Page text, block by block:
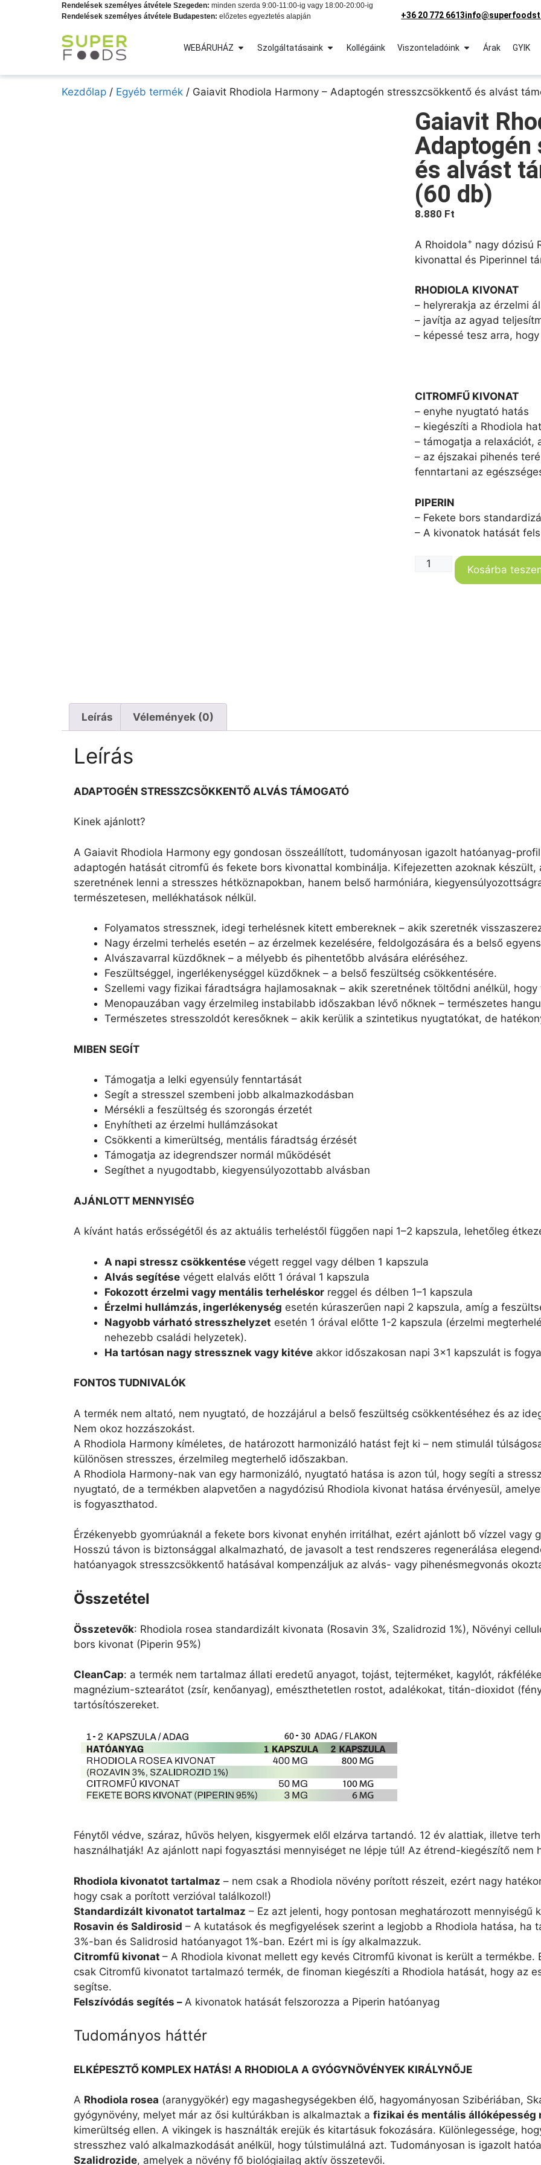
Rendelések személyes átvétele Szegeden: minden szerda 9:00-11:00-ig vagy 18:00-20:00-ig
Rendelések személyes átvétele Budapesten: előzetes egyeztetés alapján +36 20 772 6613
WEBÁRUHÁZ Szolgáltatásaink Kollégáink Viszonteladóink Árak GYIK
Kezdőlap / Egyéb termék / Gaiavit Rhodiola Harmony – Adaptogén stresszcsökkentő és alvást
Gaiavit
és alvást
(60 db)
8.880 Ft
A Rhoidola+nagy dózisú
kivonattal és Piperinnel
RHODIOLA KIVONAT
– helyrerakja az érzelmi
– javítja az agyad
– képessé tesz arra,
CITROMFŰ KIVONAT
– enyhe nyugtató hatás
– kiegészíti a Rhodiola
– támogatja a relaxációt,
– az éjszakai pihenés
fenntartani az
PIPERIN
– Fekete bors
– A kivonatok hatását
Kosárba
Leírás Vélemények (0)
Leírás
ADAPTOGÉN STRESSZCSÖKKENTŐ ALVÁS TÁMOGATÓ
Kinek ajánlott?
A Gaiavit Rhodiola Harmony egy gondosan összeállított, tudományosan igazolt hatóanyag-
adaptogén hatását citromfű és fekete bors kivonattal kombinálja. Kifejezetten azoknak
szeretnének lenni a stresszes hétköznapokban, hanem belső harmóniára,
természetesen, mellékhatások nélkül.
Folyamatos stressznek, idegi terhelésnek kitett embereknek – akik szeretnék
Nagy érzelmi terhelés esetén – az érzelmek kezelésére, feldolgozására és a belső
Alvászavarral küzdőknek – a mélyebb és pihentetőbb alvására eléréséhez.
Feszültséggel, ingerlékenységgel küzdőknek – a belső feszültség csökkentésére.
Szellemi vagy fizikai fáradtságra hajlamosaknak – akik szeretnének töltődni anélkül,
Menopauzában vagy érzelmileg instabilabb időszakban lévő nőknek – természetes
Természetes stresszoldót keresőknek – akik kerülik a szintetikus nyugtatókat, de
MIBEN SEGÍT
Támogatja a lelki egyensúly fenntartását
Segít a stresszel szembeni jobb alkalmazkodásban
Mérsékli a feszültség és szorongás érzetét
Enyhítheti az érzelmi hullámzásokat
Csökkenti a kimerültség, mentális fáradtság érzését
Támogatja az idegrendszer normál működését
Segíthet a nyugodtabb, kiegyensúlyozottabb alvásban
AJÁNLOTT MENNYISÉG
A kívánt hatás erősségétől és az aktuális terheléstől függően napi 1–2 kapszula, lehetőleg
A napi stressz csökkentése végett reggel vagy délben 1 kapszula
Alvás segítése végett elalvás előtt 1 órával 1 kapszula
Fokozott érzelmi vagy mentális terheléskor reggel és délben 1–1 kapszula
Érzelmi hullámzás, ingerlékenység esetén kúraszerűen napi 2 kapszula, amíg a
Nagyobb várható stresszhelyzet esetén 1 órával előtte 1-2 kapszula (érzelmi
nehezebb családi helyzetek).
Ha tartósan nagy stressznek vagy kitéve akkor időszakosan napi 3×1 kapszulát is
FONTOS TUDNIVALÓK
A termék nem altató, nem nyugtató, de hozzájárul a belső feszültség csökkentéséhez és az
Nem okoz hozzászokást.
A Rhodiola Harmony kíméletes, de határozott harmonizáló hatást fejt ki – nem stimulál
különösen stresszes, érzelmileg megterhelő időszakban.
A Rhodiola Harmony-nak van egy harmonizáló, nyugtató hatása is azon túl, hogy segíti a
nyugtató, de a termékben alapvetően a nagydózisú Rhodiola kivonat hatása érvényesül,
is fogyaszthatod.
Érzékenyebb gyomrúaknál a fekete bors kivonat enyhén irritálhat, ezért ajánlott bő vízzel vagy
Hosszú távon is biztonsággal alkalmazható, de javasolt a test rendszeres regenerálása
hatóanyagok stresszcsökkentő hatásával kompenzáljuk az alvás- vagy pihenésmegvonás
Összetétel
Összetevők: Rhodiola rosea standardizált kivonata (Rosavin 3%, Szalidrozid 1%), Növényi
bors kivonat (Piperin 95%)
CleanCap: a termék nem tartalmaz állati eredetű anyagot, tojást, tejterméket, kagylót,
magnézium-sztearátot (zsír, kenőanyag), emészthetetlen rostot, adalékokat, titán-dioxidot
tartósítószereket.
Fénytől védve, száraz, hűvös helyen, kisgyermek elől elzárva tartandó. 12 év alattiak, illetve
használhatják! Az ajánlott napi fogyasztási mennyiséget ne lépje túl! Az étrend-kiegészítő
Rhodiola kivonatot tartalmaz – nem csak a Rhodiola növény porított részeit, ezért nagy
hogy csak a porított verzióval találkozol!)
Standardizált kivonatot tartalmaz – Ez azt jelenti, hogy pontosan meghatározott mennyiségű
Rosavin és Saldirosid – A kutatások és megfigyelések szerint a legjobb a Rhodiola hatása, ha
3%-ban és Salidrosid hatóanyagot 1%-ban. Ezért mi is így alkalmazzuk.
Citromfű kivonat – A Rhodiola kivonat mellett egy kevés Citromfű kivonat is került a
csak Citromfű kivonatot tartalmazó termék, de finoman kiegészíti a Rhodiola hatását, hogy az
segítse.
Felszívódás segítés – A kivonatok hatását felszorozza a Piperin hatóanyag
Tudományos háttér
ELKÉPESZTŐ KOMPLEX HATÁS! A RHODIOLA A GYÓGYNÖVÉNYEK KIRÁLYNŐJE
A Rhodiola rosea (aranygyökér) egy magashegységekben élő, hagyományosan Szibériában,
gyógynövény, melyet már az ősi kultúrákban is alkalmaztak a fizikai és mentális állóképesség
kimerültség ellen. A vikingek is használták erejük és kitartásuk fokozására. Különlegessége,
stresszhez való alkalmazkodását anélkül, hogy túlstimulálná azt. Tudományosan is igazolt
Szalidrozide, amelyek a növény fő biológiailag aktív összetevői.